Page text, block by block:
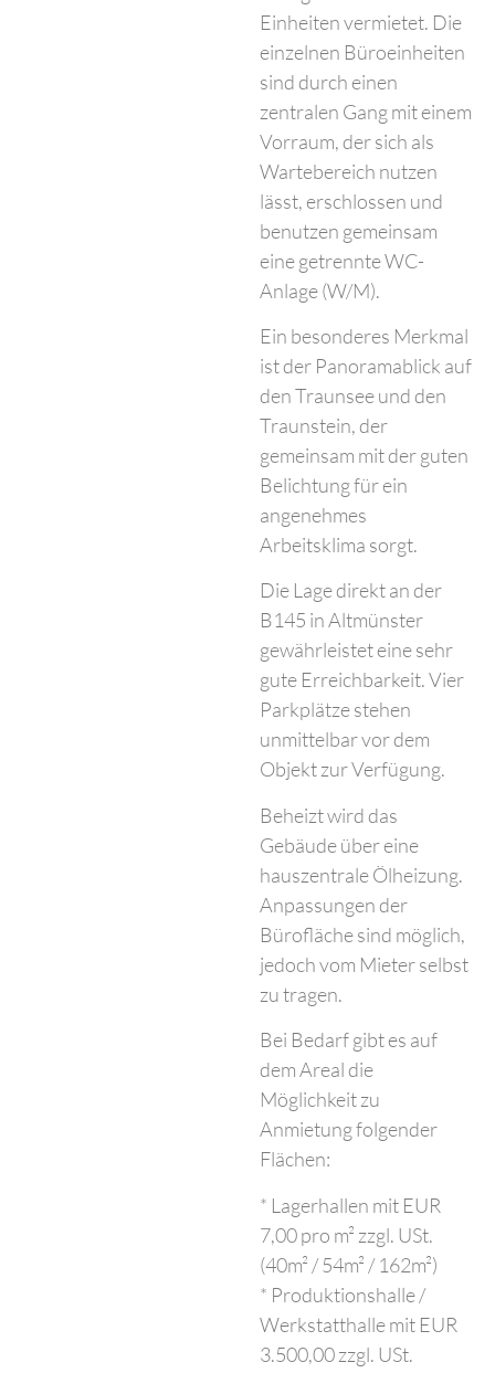
Einheiten vermietet. Die
einzelnen Büroeinheiten
sind durch einen
zentralen Gang mit einem
Vorraum, der sich als
Wartebereich nutzen
lässt, erschlossen und
benutzen gemeinsam
eine getrennte WC-
Anlage (W/M).
Ein besonderes Merkmal
ist der Panoramablick auf
den Traunsee und den
Traunstein, der
gemeinsam mit der guten
Belichtung für ein
angenehmes
Arbeitsklima sorgt.
Die Lage direkt an der
B145 in Altmünster
gewährleistet eine sehr
gute Erreichbarkeit. Vier
Parkplätze stehen
unmittelbar vor dem
Objekt zur Verfügung.
Beheizt wird das
Gebäude über eine
hauszentrale Ölheizung.
Anpassungen der
Bürofläche sind möglich,
jedoch vom Mieter selbst
zu tragen.
Bei Bedarf gibt es auf
dem Areal die
Möglichkeit zu
Anmietung folgender
Flächen:
* Lagerhallen mit EUR
7,00 pro m² zzgl. USt.
(40m² / 54m² / 162m²)
* Produktionshalle /
Werkstatthalle mit EUR
3.500,00 zzgl. USt.